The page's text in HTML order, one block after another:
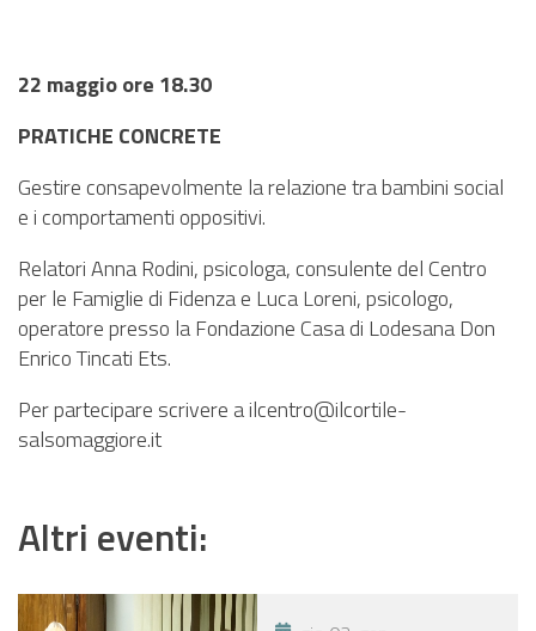
22 maggio ore 18.30
PRATICHE CONCRETE
Gestire consapevolmente la relazione tra bambini social
e i comportamenti oppositivi.
Relatori Anna Rodini, psicologa, consulente del Centro
per le Famiglie di Fidenza e Luca Loreni, psicologo,
operatore presso la Fondazione Casa di Lodesana Don
Enrico Tincati Ets.
Per partecipare scrivere a ilcentro@ilcortile-
salsomaggiore.it
Altri eventi: